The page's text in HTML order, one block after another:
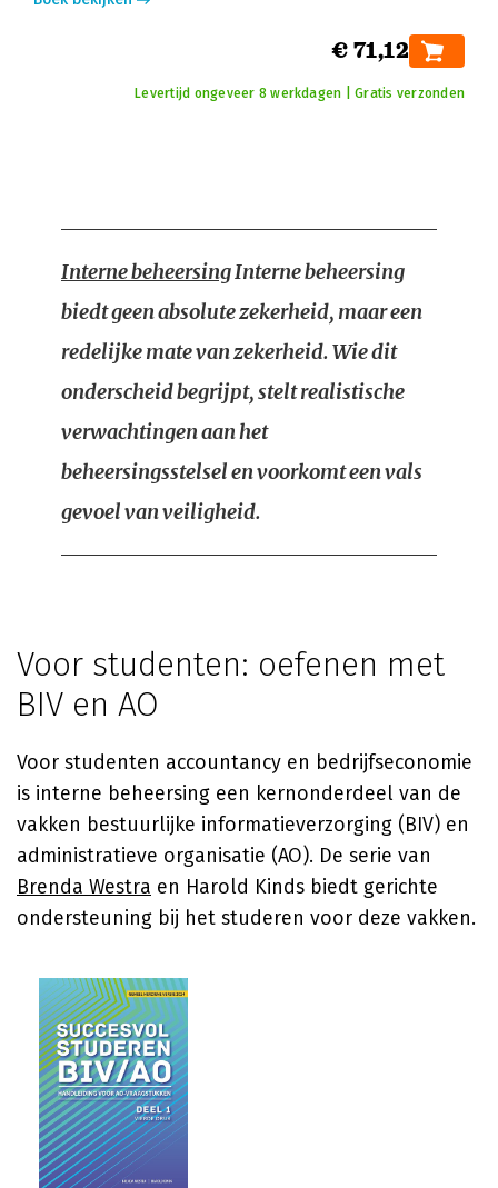
€ 71,12
Levertijd ongeveer 8 werkdagen | Gratis verzonden
Interne beheersingInterne beheersing
biedt geen absolute zekerheid, maar een
redelijke mate van zekerheid. Wie dit
onderscheid begrijpt, stelt realistische
verwachtingen aan het
beheersingsstelsel en voorkomt een vals
gevoel van veiligheid.
Voor studenten: oefenen met
BIV en AO
Voor studenten accountancy en bedrijfseconomie
is interne beheersing een kernonderdeel van de
vakken bestuurlijke informatieverzorging (BIV) en
administratieve organisatie (AO). De serie van
Brenda Westra en Harold Kinds biedt gerichte
ondersteuning bij het studeren voor deze vakken.